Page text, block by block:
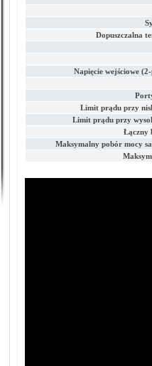
Dopuszczalna
Napięcie wejściowe
Limit prądu przy
Limit prądu przy
Łączny
Maksymalny pobór mocy